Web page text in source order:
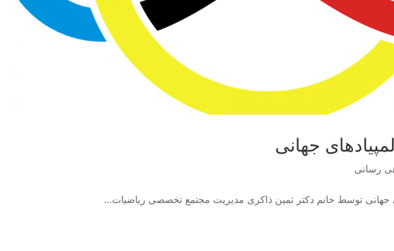
جهانی
رسانی
توسط خانم دکتر ثمین ذاکری مدیریت مجتمع تخصصی ریاضیات...